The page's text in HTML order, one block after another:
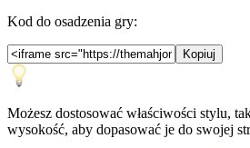
Kod do osadzenia gry:
Kopiuj
Możesz dostosować właściwości stylu,
wysokość, aby dopasować je do swojej